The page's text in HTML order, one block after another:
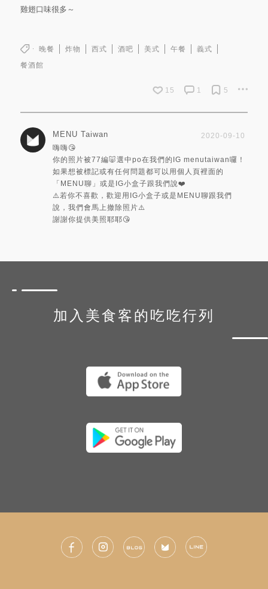
雞翅口味很多～
晚餐 炸物 西式 酒吧 美式 午餐
義式
餐酒館
15 1 5
MENU Taiwan
2020-09-10
嗨嗨😘
你的照片被77編🐷選中po在我們的IG menutaiwan囉！
如果想被標記或有任何問題都可以用個人頁裡面的
「MENU聊」或是IG小盒子跟我們說❤️
⚠️若你不喜歡，歡迎用IG小盒子或是MENU聊跟我們
說，我們會馬上撤除照片⚠️
謝謝你提供美照耶耶😘
加入美食客的吃吃行列